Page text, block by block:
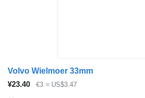
Volvo Wielmoer 33mm
¥23.40
€3 ≈ US$3.47